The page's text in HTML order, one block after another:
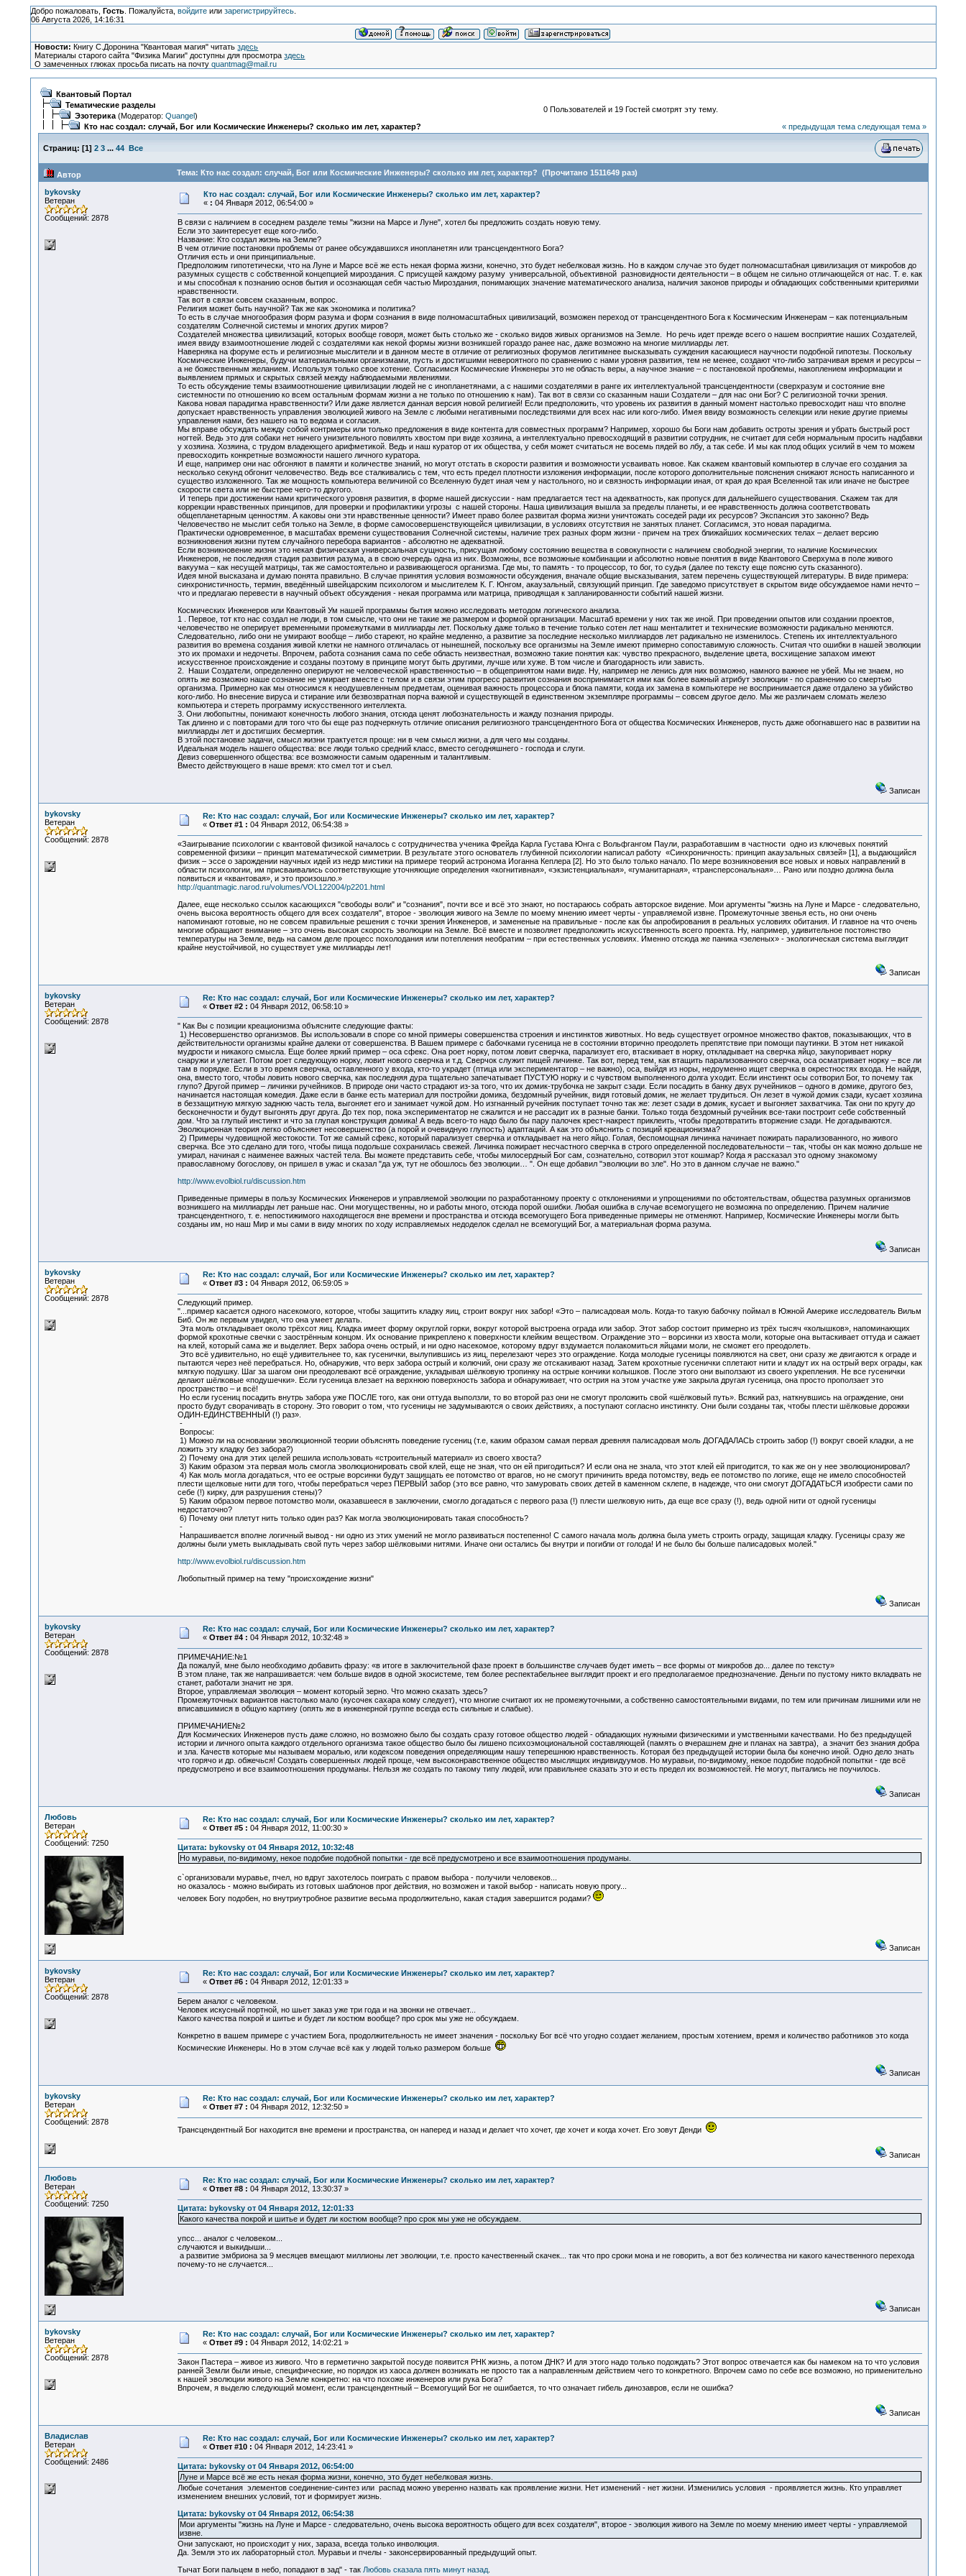
Добро пожаловать, Гость. Пожалуйста, войдитеили зарегистрируйтесь.
06 Августа 2026, 14:16:31
Новости: Книгу С.Доронина "Квантовая магия" читатьздесь
Материалы старого сайта "Физика Магии" доступны для просмотраздесь
О замеченных глюках просьба писать на почтуquantmag@mail.ru
Квантовый Портал
Тематические разделы
Эзотерика(Модератор: Quangel)
Кто нас создал: случай, Бог или Космические Инженеры? сколько им лет, характер?
0 Пользователей и 19 Гостей смотрят эту тему.
« предыдущая тема следующая тема »
Страниц: [1] 2 3 ... 44 Все
Автор Тема: Кто нас создал: случай, Бог или Космические Инженеры? сколько им лет, характер? (Прочитано 1511649 раз)
bykovsky
Ветеран
Сообщений: 2878
Кто нас создал: случай, Бог или Космические Инженеры? сколько им лет, характер?
« : 04 Января 2012, 06:54:00 »
В связи с наличием в соседнем разделе темы "жизни на Марсе и Луне", хотел бы предложить создать новую тему.
Если это заинтересует еще кого-либо.
Название: Кто создал жизнь на Земле?
В чем отличие постановки проблемы от ранее обсуждавшихся инопланетян или трансцендентного Бога?
Отличия есть и они принципиальные.
Предположим гипотетически, что на Луне и Марсе всё же есть некая форма жизни, конечно, это будет небелковая жизнь. Но в каждом случае это будет полномасштабная цивилизация от микробов до
разумных существ с собственной концепцией мироздания. С присущей каждому разуму универсальной, объективной разновидности деятельности – в общем не сильно отличающейся от нас. Т. е. как
и мы способная к познанию основ бытия и осознающая себя частью Мироздания, понимающих значение математического анализа, наличия законов природы и обладающих собственными критериями
нравственности.
Так вот в связи совсем сказанным, вопрос.
Религия может быть научной? Так же как экономика и политика?
То есть в случае многообразия форм разума и форм сознания в виде полномасштабных цивилизаций, возможен переход от трансцендентного Бога к Космическим Инженерам – как потенциальным
создателям Солнечной системы и многих других миров?
Создателей множества цивилизаций, которых вообще говоря, может быть столько же - сколько видов живых организмов на Земле. Но речь идет прежде всего о нашем восприятие наших Создателей,
имея ввиду взаимоотношение людей с создателями как некой формы жизни возникшей гораздо ранее нас, даже возможно на многие миллиарды лет.
Наверняка на форуме есть и религиозные мыслители и в данном месте в отличие от религиозных форумов легитимнее высказывать суждения касающиеся научности подобной гипотезы. Поскольку
Космические Инженеры, будучи материальными организмами, пусть и достигшими невероятного по сравнению с нами уровня развития, тем не менее, создают что-либо затрачивая время и ресурсы –
а не божественным желанием. Используя только свое хотение. Согласимся Космические Инженеры это не область веры, а научное знание – с постановкой проблемы, накоплением информации и
выявлением прямых и скрытых связей между наблюдаемыми явлениями.
То есть обсуждение темы взаимоотношение цивилизации людей не с инопланетянами, а с нашими создателями в ранге их интеллектуальной трансцендентности (сверхразум и состояние вне
системности по отношению ко всем остальным формам жизни а не только по отношению к нам). Так вот в связи со сказанным наши Создатели – для нас они Бог? С религиозной точки зрения.
Какова новая парадигма нравственности? Или даже является данная версия новой религией! Если предположить, что уровень их развития в данный момент настолько превосходит наш что вполне
допускает нравственность управления эволюцией живого на Земле с любыми негативными последствиями для всех нас или кого-либо. Имея ввиду возможность селекции или некие другие приемы
управления нами, без нашего на то ведома и согласия.
Мы вправе обсуждать между собой контрмеры или только предложения в виде контента для совместных программ? Например, хорошо бы Боги нам добавить остроты зрения и убрать быстрый рост
ногтей. Ведь это для собаки нет ничего унизительного повилять хвостом при виде хозяина, а интеллектуально превосходящий в развитии сотрудник, не считает для себя нормальным просить надбавки
у хозяина. Хозяина, с трудом владеющего арифметикой. Ведь и наш куратор от их общества, у себя может считаться не восемь пядей во лбу, а так себе. И мы как плод общих усилий в чем то можем
превосходить конкретные возможности нашего личного куратора.
И еще, например они нас обгоняют в памяти и количестве знаний, но могут отстать в скорости развития и возможности усваивать новое. Как скажем квантовый компьютер в случае его создания за
несколько секунд обгонит человечество. Ведь все сталкивались с тем, что есть предел плотности изложения информации, после которого дополнительные пояснения снижают ясность написанного и
существо изложенного. Так же мощность компьютера величиной со Вселенную будет иная чем у настольного, но и связность информации иная, от края до края Вселенной так или иначе не быстрее
скорости света или не быстрее чего-то другого.
И теперь при достижении нами критического уровня развития, в форме нашей дискуссии - нам предлагается тест на адекватность, как пропуск для дальнейшего существования. Скажем так для
коррекции нравственных принципов, для проверки и профилактики угрозы с нашей стороны. Наша цивилизация вышла за пределы планеты, и ее нравственность должна соответствовать
общепланетарным ценностям. А каковы они эти нравственные ценности? Имеет право более развитая форма жизни уничтожать соседей ради их ресурсов? Экспансия это законно? Ведь
Человечество не мыслит себя только на Земле, в форме самосовершенствующейся цивилизации, в условиях отсутствия не занятых планет. Согласимся, это новая парадигма.
Практически одновременное, в масштабах времени существования Солнечной системы, наличие трех разных форм жизни - причем на трех ближайших космических телах – делает версию
возникновения жизни путем случайного перебора вариантов - абсолютно не адекватной.
Если возникновение жизни это некая физическая универсальная сущность, присущая любому состоянию вещества в совокупности с наличием свободной энергии, то наличие Космических
Инженеров, не последняя стадия развития разума, а в свою очередь одна из них. Возможны, все возможные комбинации и абсолютно новые понятия в виде Квантового Сверхума в поле живого
вакуума – как несущей матрицы, так же самостоятельно и развивающегося организма. Где мы, то память - то процессор, то бог, то судья (далее по тексту еще поясню суть сказанного).
Идея мной высказана и думаю понята правильно. В случае принятия условия возможности обсуждения, вначале общие высказывания, затем перечень существующей литературы. В виде примера:
синхронистичность, термин, введённый швейцарским психологом и мыслителем К. Г. Юнгом, акаузальный, связующий принцип. Где заведомо присутствует в скрытом виде обсуждаемое нами нечто –
что и предлагаю перевести в научный объект обсуждения - некая программа или матрица, приводящая к запланированности событий нашей жизни.
Космических Инженеров или Квантовый Ум нашей программы бытия можно исследовать методом логического анализа.
1 . Первое, тот кто нас создал не люди, в том смысле, что они не такие же размером и формой организации. Масштаб времени у них так же иной. При проведении опытов или создании проектов,
человечество не оперирует временными промежутками в миллиарды лет. Поскольку даже только в течение только сотен лет наш менталитет и технические возможности радикально меняются.
Следовательно, либо они не умирают вообще – либо стареют, но крайне медленно, а развитие за последние несколько миллиардов лет радикально не изменилось. Степень их интеллектуального
развития во времена создания живой клетки не намного отличалась от нынешней, поскольку все организмы на Земле имеют примерно сопоставимую сложность. Считая что ошибки в нашей эволюции
это их промахи и недочеты. Впрочем, работа сознания сама по себе область неизвестная, возможно такие понятия как: чувство прекрасного, выделение цвета, восхищение запахом имеют
искусственное происхождение и созданы поэтому в принципе могут быть другими, лучше или хуже. В том числе и благодарность или зависть.
2. Наши Создатели, определенно оперируют не человеческой нравственностью – в общепринятом нами виде. Ну, например не ленись для них возможно, намного важнее не убей. Мы не знаем, но
опять же возможно наше сознание не умирает вместе с телом и в связи этим прогресс развития сознания воспринимается ими как более важный атрибут эволюции - по сравнению со смертью
организма. Примерно как мы относимся к неодушевленным предметам, оценивая важность процессора и блока памяти, когда их замена в компьютере не воспринимается даже отдалено за убийство
кого-либо. Но внесение вируса и стирание или безвозвратная порча важной и существующей в единственном экземпляре программы – совсем другое дело. Мы же различаем сломать железо
компьютера и стереть программу искусственного интеллекта.
3. Они любопытны, понимают конечность любого знания, отсюда ценят любознательность и жажду познания природы.
Так длинно и с повторами для того что бы еще раз подчеркнуть отличие описания религиозного трансцендентного Бога от общества Космических Инженеров, пусть даже обогнавшего нас в развитии на
миллиарды лет и достигших бесмертия.
В этой постановке задачи, смысл жизни трактуется проще: ни в чем смысл жизни, а для чего мы созданы.
Идеальная модель нашего общества: все люди только средний класс, вместо сегодняшнего - господа и слуги.
Девиз совершенного общества: все возможности самым одаренным и талантливым.
Вместо действующего в наше время: кто смел тот и съел.
Записан
bykovsky
Ветеран
Сообщений: 2878
Re: Кто нас создал: случай, Бог или Космические Инженеры? сколько им лет, характер?
« Ответ #1 : 04 Января 2012, 06:54:38 »
«Заигрывание психологии с квантовой физикой началось с сотрудничества ученика Фрейда Карла Густава Юнга с Вольфгангом Паули, разработавшим в частности одно из ключевых понятий
современной физики – принцип математической симметрии. В результате этого основатель глубинной психологии написал работу «Синхроничность: принцип акаузальных связей» [1], а выдающийся
физик – эссе о зарождении научных идей из недр мистики на примере теорий астронома Иоганна Кеплера [2]. Но это было только начало. По мере возникновения все новых и новых направлений в
области психологии, им присваивались соответствующие уточняющие определения «когнитивная», «экзистенциальная», «гуманитарная», «трансперсональная»… Рано или поздно должна была
появиться и «квантовая», и это произошло.»
http://quantmagic.narod.ru/volumes/VOL122004/p2201.html
Далее, еще несколько ссылок касающихся "свободы воли" и "сознания", почти все и всё это знают, но постараюсь собрать авторское видение. Мои аргументы "жизнь на Луне и Марсе - следовательно,
очень высока вероятность общего для всех создателя", второе - эволюция живого на Земле по моему мнению имеет черты - управляемой извне. Промежуточные звенья есть, но они очень
напоминают готовые, но не совсем правильные решения с точки зрения Инженеров, и замененые на правильные - после как бы апробирования в реальных условиях обитания. И главное на что очень
многие обращают внимание – это очень высокая скорость эволюции на Земле. Всё вместе и позволяет предположить искусственность всего проекта. Ну, например, удивительное постоянство
температуры на Земле, ведь на самом деле процесс похолодания или потепления необратим – при естественных условиях. Именно отсюда же паника «зеленых» - экологическая система выглядит
крайне неустойчивой, но существует уже миллиарды лет!
Записан
bykovsky
Ветеран
Сообщений: 2878
Re: Кто нас создал: случай, Бог или Космические Инженеры? сколько им лет, характер?
« Ответ #2 : 04 Января 2012, 06:58:10 »
" Как Вы с позиции креационизма объясните следующие факты:
1) Несовершенство организмов. Вы использовали в споре со мной примеры совершенства строения и инстинктов животных. Но ведь существует огромное множество фактов, показывающих, что в
действительности организмы крайне далеки от совершенства. В Вашем примере с бабочками гусеница не в состоянии вторично преодолеть препятствие при помощи паутинки. В этом нет никакой
мудрости и никакого смысла. Еще более яркий пример – оса сфекс. Она роет норку, потом ловит сверчка, парализует его, втаскивает в норку, откладывает на сверчка яйцо, закупоривает норку
снаружи и улетает. Потом роет следующую норку, ловит нового сверчка и т.д. Сверчок служит пищей личинке. Так вот, перед тем, как втащить парализованного сверчка, оса осматривает норку – все ли
там в порядке. Если в это время сверчка, оставленного у входа, кто-то украдет (птица или экспериментатор – не важно), оса, выйдя из норы, недоуменно ищет сверчка в окрестностях входа. Не найдя,
она, вместо того, чтобы ловить нового сверчка, как последняя дура тщательно запечатывает ПУСТУЮ норку и с чувством выполненного долга уходит. Если инстинкт осы сотворил Бог, то почему так
глупо? Другой пример – личинки ручейников. В природе они часто страдают из-за того, что их домик-трубочка не закрыт сзади. Если посадить в банку двух ручейников – одного в домике, другого без,
начинается настоящая комедия. Даже если в банке есть материал для постройки домика, бездомный ручейник, видя готовый домик, не желает трудиться. Он лезет в чужой домик сзади, кусает хозяина
в беззащитную мягкую заднюю часть тела, выгоняет его и занимает чужой дом. Но изгнанный ручейник поступает точно так же: лезет сзади в домик, кусает и выгоняет захватчика. Так они по кругу до
бесконечности и будут выгонять друг друга. До тех пор, пока экспериментатор не сжалится и не рассадит их в разные банки. Только тогда бездомный ручейник все-таки построит себе собственный
дом. Что за глупый инстинкт и что за глупая конструкция домика! А ведь всего-то надо было бы пару палочек крест-накрест приклеить, чтобы предотвратить вторжение сзади. Не догадываются.
Эволюционная теория легко объясняет несовершенство (а порой и очевидную глупость) адаптаций. А как это объяснить с позиций креационизма?
2) Примеры чудовищной жестокости. Тот же самый сфекс, который парализует сверчка и откладывает на него яйцо. Голая, беспомощная личинка начинает пожирать парализованного, но живого
сверчка. Все это сделано для того, чтобы пища подольше сохранилась свежей. Личинка пожирает несчастного сверчка в строго определенной последовательности – так, чтобы он как можно дольше не
умирал, начиная с наименее важных частей тела. Вы можете представить себе, чтобы милосердный Бог сам, сознательно, сотворил этот кошмар? Когда я рассказал это одному знакомому
православному богослову, он пришел в ужас и сказал "да уж, тут не обошлось без эволюции… ". Он еще добавил "эволюции во зле". Но это в данном случае не важно."
http://www.evolbiol.ru/discussion.htm
Приведенные примеры в пользу Космических Инженеров и управляемой эволюции по разработанному проекту с отклонениями и упрощениями по обстоятельствам, общества разумных организмов
возникшего на миллиарды лет раньше нас. Они могущественны, но и работы много, отсюда порой ошибки. Любая ошибка в случае всемогущего не возможна по определению. Причем наличие
трансцендентного, т. е. непостижимого находящегося вне времени и пространства и отсюда всемогущего Бога приведенные примеры не отменяют. Например, Космические Инженеры могли быть
созданы им, но наш Мир и мы сами в виду многих по ходу исправляемых недоделок сделал не всемогущий Бог, а материальная форма разума.
Записан
bykovsky
Ветеран
Сообщений: 2878
Re: Кто нас создал: случай, Бог или Космические Инженеры? сколько им лет, характер?
« Ответ #3 : 04 Января 2012, 06:59:05 »
Следующий пример.
"...пример касается одного насекомого, которое, чтобы защитить кладку яиц, строит вокруг них забор! «Это – палисадовая моль. Когда-то такую бабочку поймал в Южной Америке исследователь Вильм
Биб. Он же первым увидел, что она умеет делать.
Эта моль откладывает около трёхсот яиц. Кладка имеет форму округлой горки, вокруг которой выстроена ограда или забор. Этот забор состоит примерно из трёх тысяч «колышков», напоминающих
формой крохотные свечки с заострённым концом. Их основание прикреплено к поверхности клейким веществом. Ограждение это – ворсинки из хвоста моли, которые она вытаскивает оттуда и сажает
на клей, который сама же и выделяет. Верх забора очень острый, и ни одно насекомое, которому вдруг вздумается полакомиться яйцами моли, не сможет его преодолеть.
Это всё удивительно, но ещё удивительнее то, как гусенички, вылупившись из яиц, перелезают через это ограждение. Когда молодые гусеницы появляются на свет, они сразу же двигаются к ограде и
пытаются через неё перебраться. Но, обнаружив, что верх забора острый и колючий, они сразу же отскакивают назад. Затем крохотные гусенички сплетают нити и кладут их на острый верх ограды, как
мягкую подушку. Шаг за шагом они преодолевают всё ограждение, укладывая шёлковую тропинку на острые кончики колышков. После этого они выползают из своего укрепления. Не все гусенички
делают шёлковые «подушечки». Если гусеница влезает на верхнюю поверхность забора и обнаруживает, что острия на этом участке уже закрыла другая гусеница, она просто проползает это
пространство – и всё!
Но если гусениц посадить внутрь забора уже ПОСЛЕ того, как они оттуда выползли, то во второй раз они не смогут проложить свой «шёлковый путь». Всякий раз, наткнувшись на ограждение, они
просто будут сворачивать в сторону. Это говорит о том, что гусеницы не задумываются о своих действиях, а поступают согласно инстинкту. Они были созданы так, чтобы плести шёлковые дорожки
ОДИН-ЕДИНСТВЕННЫЙ (!) раз».
-
Вопросы:
1) Можно ли на основании эволюционной теории объяснять поведение гусениц (т.е, каким образом самая первая древняя палисадовая моль ДОГАДАЛАСЬ строить забор (!) вокруг своей кладки, а не
ложить эту кладку без забора?)
2) Почему она для этих целей решила использовать «строительный материал» из своего хвоста?
3) Каким образом эта первая моль смогла эволюционировать свой клей, еще не зная, что он ей пригодиться? И если она не знала, что этот клей ей пригодится, то как же он у нее эволюционировал?
4) Как моль могла догадаться, что ее острые ворсинки будут защищать ее потомство от врагов, но не смогут причинить вреда потомству, ведь ее потомство по логике, еще не имело способностей
плести щелковые нити для того, чтобы перебраться через ПЕРВЫЙ забор (это все равно, что замуровать своих детей в каменном склепе, в надежде, что они смогут ДОГАДАТЬСЯ изобрести сами по
себе (!) кирку, для разрушения стены)?
5) Каким образом первое потомство моли, оказавшееся в заключении, смогло догадаться с первого раза (!) плести шелковую нить, да еще все сразу (!), ведь одной нити от одной гусеницы
недостаточно?
6) Почему они плетут нить только один раз? Как могла эволюционировать такая способность?
-
Напрашивается вполне логичный вывод - ни одно из этих умений не могло развиваться постепенно! С самого начала моль должна была уметь строить ограду, защищая кладку. Гусеницы сразу же
должны были уметь выкладывать свой путь через забор шёлковыми нитями. Иначе они остались бы внутри и погибли от голода! И не было бы больше палисадовых молей."
http://www.evolbiol.ru/discussion.htm
Любопытный пример на тему "происхождение жизни"
Записан
bykovsky
Ветеран
Сообщений: 2878
Re: Кто нас создал: случай, Бог или Космические Инженеры? сколько им лет, характер?
« Ответ #4 : 04 Января 2012, 10:32:48 »
ПРИМЕЧАНИЕ:№1
Да пожалуй, мне было необходимо добавить фразу: «в итоге в заключительной фазе проект в большинстве случаев будет иметь – все формы от микробов до... далее по тексту»
В этом плане, так же напрашивается: чем больше видов в одной экосистеме, тем более респектабельнее выглядит проект и его предполагаемое преднозначение. Деньги по пустому никто вкладвать не
станет, работали значит не зря.
Второе, управляемая эволюция – момент который зерно. Что можно сказать здесь?
Промежуточных вариантов настолько мало (кусочек сахара кому следует), что многие считают их не промежуточными, а собственно самостоятельными видами, по тем или причинам лишними или не
вписавшимися в общую картину (опять же в инженерной группе всегда есть сильные и слабые).
ПРИМЕЧАНИЕ№2
Для Космических Инженеров пусть даже сложно, но возможно было бы создать сразу готовое общество людей - обладающих нужными физическими и умственными качествами. Но без предыдущей
истории и личного опыта каждого отдельного организма такое общество было бы лишено психоэмоциональной составляющей (память о вчерашнем дне и планах на завтра), а значит без знания добра
и зла. Качеств которые мы называем моралью, или кодексом поведения определяющим нашу теперешнюю нравственность. Которая без предыдущей истории была бы конечно иной. Одно дело знать
что горячо и др. обжечься! Создать совершенных людей проще, чем высоконравственное общество мыслящих индивидуумов. Но муравьи, по-видимому, некое подобие подобной попытки - где всё
предусмотрено и все взаимоотношения продуманы. Нельзя же создать по такому типу людей, или правильнее сказать это и есть предел их возможностей. Не могут, пытались не поучилось.
Записан
Любовь
Ветеран
Сообщений: 7250
Re: Кто нас создал: случай, Бог или Космические Инженеры? сколько им лет, характер?
« Ответ #5 : 04 Января 2012, 11:00:30 »
Цитата: bykovsky от 04 Января 2012, 10:32:48
Но муравьи, по-видимому, некое подобие подобной попытки - где всё предусмотрено и все взаимоотношения продуманы.
с`организовали муравье, пчел, но вдруг захотелось поиграть с правом выбора - получили человеков...
но оказалось - можно выбирать из готовых шаблонов прог действия, но возможен и такой выбор - написать новую прогу...
человек Богу подобен, но внутриутробное развитие весьма продолжительно, какая стадия завершится родами?
Записан
bykovsky
Ветеран
Сообщений: 2878
Re: Кто нас создал: случай, Бог или Космические Инженеры? сколько им лет, характер?
« Ответ #6 : 04 Января 2012, 12:01:33 »
Берем аналог с человеком.
Человек искусный портной, но шьет заказ уже три года и на звонки не отвечает...
Какого качества покрой и шитье и будет ли костюм вообще? про срок мы уже не обсуждаем.
Конкретно в вашем примере с участием Бога, продолжительность не имеет значения - поскольку Бог всё что угодно создает желанием, простым хотением, время и количество работников это когда
Космические Инженеры. Но в этом случае всё как у людей только размером больше
Записан
bykovsky
Ветеран
Сообщений: 2878
Re: Кто нас создал: случай, Бог или Космические Инженеры? сколько им лет, характер?
« Ответ #7 : 04 Января 2012, 12:32:50 »
Трансцендентный Бог находится вне времени и пространства, он наперед и назад и делает что хочет, где хочет и когда хочет. Его зовут Денди
Записан
Любовь
Ветеран
Сообщений: 7250
Re: Кто нас создал: случай, Бог или Космические Инженеры? сколько им лет, характер?
« Ответ #8 : 04 Января 2012, 13:30:37 »
Цитата: bykovsky от 04 Января 2012, 12:01:33
Какого качества покрой и шитье и будет ли костюм вообще? про срок мы уже не обсуждаем.
упсс... аналог с человеком...
случаются и выкидыши...
а развитие эмбриона за 9 месяцев вмещают миллионы лет эволюции, т.е. просто качественный скачек... так что про сроки мона и не говорить, а вот без количества ни какого качественного перехода
почему-то не случается...
Записан
bykovsky
Ветеран
Сообщений: 2878
Re: Кто нас создал: случай, Бог или Космические Инженеры? сколько им лет, характер?
« Ответ #9 : 04 Января 2012, 14:02:21 »
Закон Пастера – живое из живого. Что в герметично закрытой посуде появится РНК жизнь, а потом ДНК? И для этого надо только подождать? Этот вопрос отвечается как бы намеком на то что условия
ранней Земли были иные, специфические, но порядок из хаоса должен возникать не просто так а направленным действием чего то конкретного. Впрочем само по себе все возможно, но применительно
к нашей эволюции живого на Земле конкретно: на что похоже инженеров или рука Бога?
Впрочем, я выделю следующий момент, если трансцендентный – Всемогущий Бог не ошибается, то что означает гибель динозавров, если не ошибка?
Записан
Владислав
Ветеран
Сообщений: 2486
Re: Кто нас создал: случай, Бог или Космические Инженеры? сколько им лет, характер?
« Ответ #10 : 04 Января 2012, 14:23:41 »
Цитата: bykovsky от 04 Января 2012, 06:54:00
Луне и Марсе всё же есть некая форма жизни, конечно, это будет небелковая жизнь.
Любые сочетания элементов соединение-синтез или распад можно уверенно назвать как проявление жизни. Нет изменений - нет жизни. Изменились условия - проявляется жизнь. Кто управляет
изменением внешних условий, тот и формирует жизнь.
Цитата: bykovsky от 04 Января 2012, 06:54:38
Мои аргументы "жизнь на Луне и Марсе - следовательно, очень высока вероятность общего для всех создателя", второе - эволюция живого на Земле по моему мнению имеет черты - управляемой
извне.
Они запускают, но происходит у них, зараза, всегда только инволюция.
Да. Земля это их лабораторный стол. Муравьи и пчелы - законсервированный предыдущий опыт.
Тычат Боги пальцем в небо, попадают в зад" - так Любовь сказала пять минут назад.